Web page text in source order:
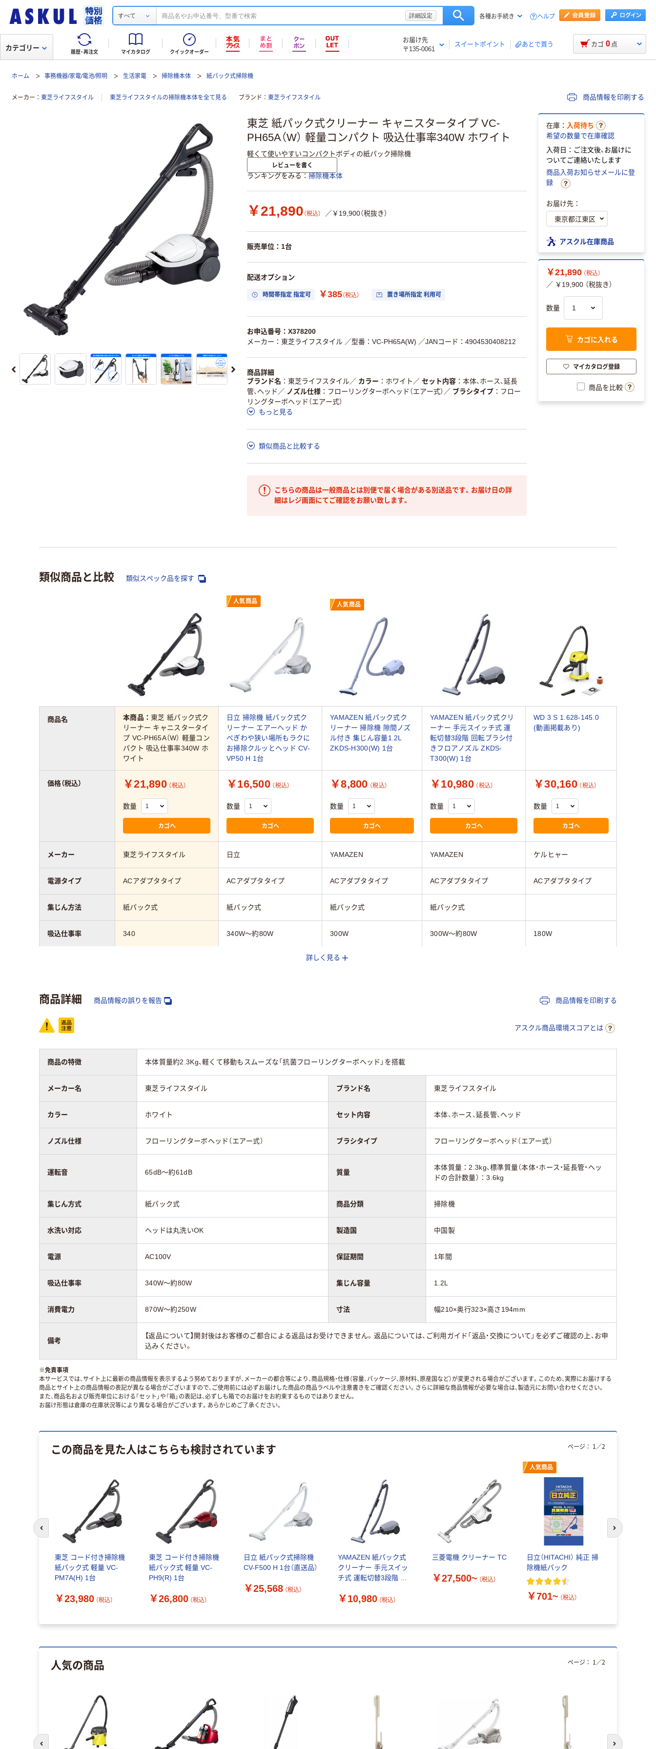
すべて 詳細設定 各種お手続き ヘルプ
履歴・再注文 マイカタログ クイックオーダー
お届け先
〒135-0061
スイートポイント あとで買う
カテゴリー カゴ 0 点
ホーム 事務機器/家電/電池/照明 生活家電 掃除機本体 紙パック式掃除機
メーカー 東芝ライフスタイル 東芝ライフスタイルの掃除機本体を全て見る ブランド 東芝ライフスタイル 商品情報を印刷する
東芝 紙パック式クリーナー キャニスタータイプ VC-
PH65A（W） 軽量コンパクト 吸込仕事率340W ホワイト
軽くて使いやすいコンパクトボディの紙パック掃除機
レビューを書く
ランキングをみる 掃除機本体
￥21,890 （税込） ／￥19,900（税抜き）
販売単位：1台
配送オプション
時間帯指定 指定可 ￥385（税込） 置き場所指定 利用可
お申込番号：X378200
メーカー：東芝ライフスタイル ／型番：VC-PH65A(W) ／JANコード：4904530408212
商品詳細
ブランド名
東芝ライフスタイル／ カラー ホワイト ／ セット内容
本体、ホース、延長
管、ヘッド ／ ノズル仕様 フローリングターボヘッド（エアー式） ／ ブラシタイプ
フロー
リングターボヘッド（エアー式）
もっと見る
類似商品と比較する
こちらの商品は一般商品とは別便で届く場合がある別送品です。お届け日の詳
細はレジ画面にてご確認をお願い致します。
在庫： 入荷待ち
希望の数量で在庫確認
入荷日：ご注文後、お届けに
ついてご連絡いたします
商品入荷お知らせメールに登
録
お届け先：
アスクル在庫商品
￥21,890 （税込）
／ ￥19,900 （税抜き）
数量
カゴに入れる
マイカタログ登録
商品を比較
類似商品と比較 類似スペック品を探す
人気商品 人気商品
商品名 本商品： 東芝 紙パック式ク
リーナー キャニスタータイ
プ VC-PH65A（W） 軽量コン
パクト 吸込仕事率340W ホ
ワイト
日立 掃除機 紙パック式ク
リーナー エアーヘッド か
べぎわや狭い場所もラクに
お掃除クルッとヘッド CV-
VP50 H 1台
YAMAZEN 紙パック式ク
リーナー 掃除機 隙間ノズ
ル付き 集じん容量1.2L
ZKDS-H300(W) 1台
YAMAZEN 紙パック式クリ
ーナー 手元スイッチ式 運
転切替3段階 回転ブラシ付
きフロアノズル ZKDS-
T300(W) 1台
WD 3 S 1.628-145.0
(動画掲載あり)
価格（税込） ￥21,890 （税込）
数量
カゴへ
￥16,500 （税込）
数量
カゴへ
￥8,800 （税込）
数量
カゴへ
￥10,980 （税込）
数量
カゴへ
￥30,160 （税込）
数量
カゴへ
メーカー 東芝ライフスタイル 日立 YAMAZEN YAMAZEN ケルヒャー
電源タイプ ACアダプタタイプ ACアダプタタイプ ACアダプタタイプ ACアダプタタイプ ACアダプタタイプ
集じん方法 紙パック式 紙パック式 紙パック式 紙パック式
吸込仕事率 340 340W～約80W 300W 300W～約80W 180W
ホワイト系
詳しく見る
商品詳細 商品情報の誤りを報告 商品情報を印刷する
アスクル商品環境スコアとは
商品の特徴 本体質量約2.3Kg、軽くて移動もスムーズな「抗菌フローリングターボヘッド」を搭載
メーカー名 東芝ライフスタイル ブランド名 東芝ライフスタイル
カラー ホワイト セット内容 本体、ホース、延長管、ヘッド
ノズル仕様 フローリングターボヘッド（エアー式） ブラシタイプ フローリングターボヘッド（エアー式）
運転音 65dB～約61dB 質量
本体質量：2.3kg、標準質量（本体・ホース・延長管・ヘッ
ドの合計数量）：3.6kg
集じん方式 紙パック式 商品分類 掃除機
水洗い対応 ヘッドは丸洗いOK 製造国 中国製
電源 AC100V 保証期間 1年間
吸込仕事率 340W～約80W 集じん容量 1.2L
消費電力 870W～約250W 寸法 幅210×奥行323×高さ194mm
備考
【返品について】開封後はお客様のご都合による返品はお受けできません。返品については、ご利用ガイド「返品・交換について」を必ずご確認の上、お申
込みください。
※免責事項
本サービスでは、サイト上に最新の商品情報を表示するよう努めておりますが、メーカーの都合等により、商品規格・仕様（容量、パッケージ、原材料、原産国など）が変更される場合がございます。このため、実際にお届けする
商品とサイト上の商品情報の表記が異なる場合がございますので、ご使用前には必ずお届けした商品の商品ラベルや注意書きをご確認ください。さらに詳細な商品情報が必要な場合は、製造元にお問い合わせください。
また、商品名および販売単位における「セット」や「箱」の表記は、必ずしも箱でのお届けをお約束するものではありません。
お届け形態は倉庫の在庫状況等により異なる場合がございます。あらかじめご了承ください。
この商品を見た人はこちらも検討されています
東芝 コード付き掃除機
紙パック式 軽量 VC-
PM7A(H) 1台
￥23,980 （税込）
東芝 コード付き掃除機
紙パック式 軽量 VC-
PH9(R) 1台
￥26,800 （税込）
日立 紙パック式掃除機
CV-F500 H 1台（直送品）
￥25,568 （税込）
YAMAZEN 紙パック式
クリーナー 手元スイッ
チ式 運転切替3段階 回
ズル ZKDS-T300(W) 1
￥10,980 （税込）
三菱電機 クリーナー TC
￥27,500~ （税込）
人気商品
日立（HITACHI） 純正 掃
除機紙パック
￥701~ （税込）
ページ： 1 ／2
前のスライドへ 次のスライド
人気の商品 ページ： 1 ／2